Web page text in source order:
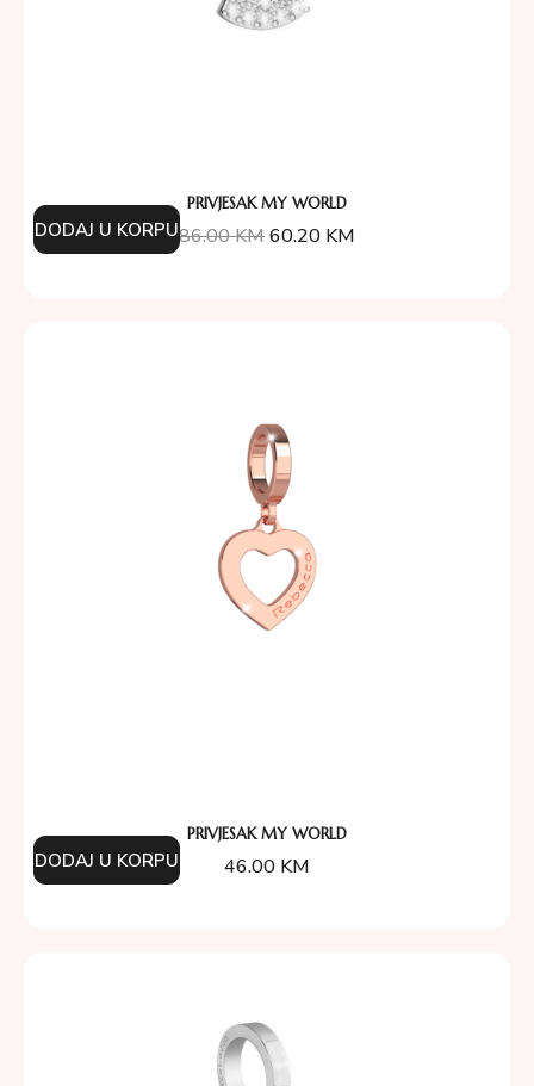
PRIVJESAK MY WORLD
86.00KM60.20 KM
DODAJ U KORPU
PRIVJESAK MY WORLD
46.00 KM
DODAJ U KORPU